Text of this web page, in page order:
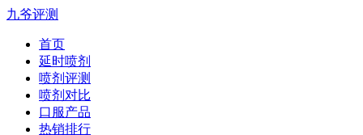
九爷评测
首页
延时喷剂
喷剂评测
喷剂对比
口服产品
热销排行